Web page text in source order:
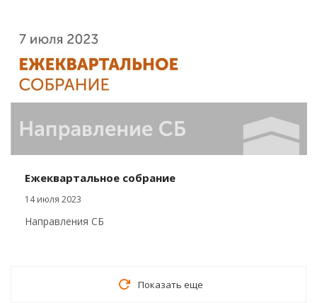
Ежеквартальное собрание
14 июля 2023
Направления СБ
Показать еще